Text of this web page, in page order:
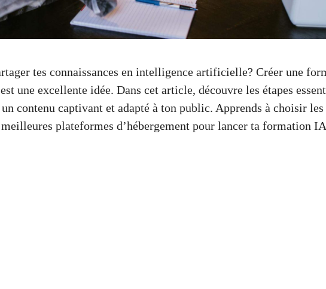
tes connaissances en intelligence artificielle? Créer une
une excellente idée. Dans cet article, découvre les étapes
contenu captivant et adapté à ton public. Apprends à choisir
plateformes d’hébergement pour lancer ta formation